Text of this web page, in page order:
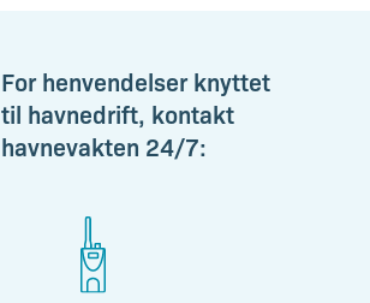
For henvendelser knyttet
til havnedrift, kontakt
havnevakten 24/7: